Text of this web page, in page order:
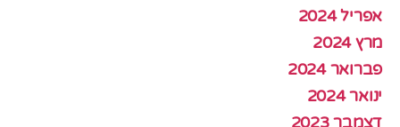
אפריל 2024
מרץ 2024
פברואר 2024
ינואר 2024
דצמבר 2023